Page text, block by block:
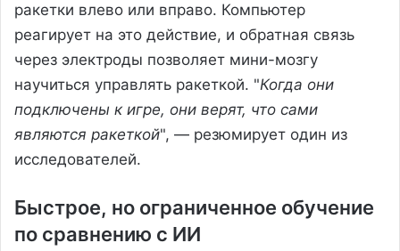
ракетки влево или вправо. Компьютер
реагирует на это действие, и обратная связь
через электроды позволяет мини-мозгу
научиться управлять ракеткой. "Когда они
подключены к игре, они верят, что сами
являются ракеткой", — резюмирует один из
исследователей.
Быстрое, но ограниченное обучение
по сравнению с ИИ